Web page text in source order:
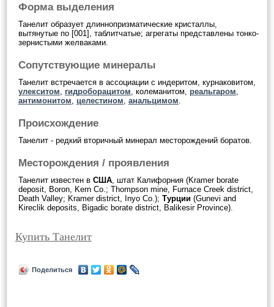
Форма выделения
Танелит образует длиннопризматические кристаллы,
вытянутые по [001], таблитчатые; агрегаты представлены тонко-
зернистыми желваками.
Сопутствующие минералы
Танелит встречается в ассоциации с индеритом, курнаковитом,
улекситом
гидроборацитом , колеманитом, реальгаром
антимонитом
целестином анальцимом
Происхождение
Танелит - редкий вторичный минерал месторождений боратов.
Месторождения / проявления
Танелит известен в США , штат Калифорния (Kramer borate
deposit, Boron, Kern Co.; Thompson mine, Furnace Creek district,
Death Valley; Kramer district, Inyo Co.); Турции (Gunevi and
Kireclik deposits, Bigadic borate district, Balikesir Province).
Купить Танелит
Поделиться